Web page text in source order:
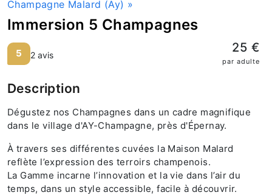
Champagne Malard (Ay) »
Immersion 5 Champagnes
5 2 avis 25 €
par adulte
Description
Dégustez nos Champagnes dans un cadre magnifique
dans le village d'AY-Champagne, près d'Épernay.
À travers ses différentes cuvées la Maison Malard
reflète l’expression des terroirs champenois.
La Gamme incarne l’innovation et la vie dans l’air du
temps, dans un style accessible, facile à découvrir.